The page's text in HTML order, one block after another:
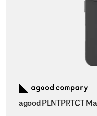
agood PLNTPRTCT